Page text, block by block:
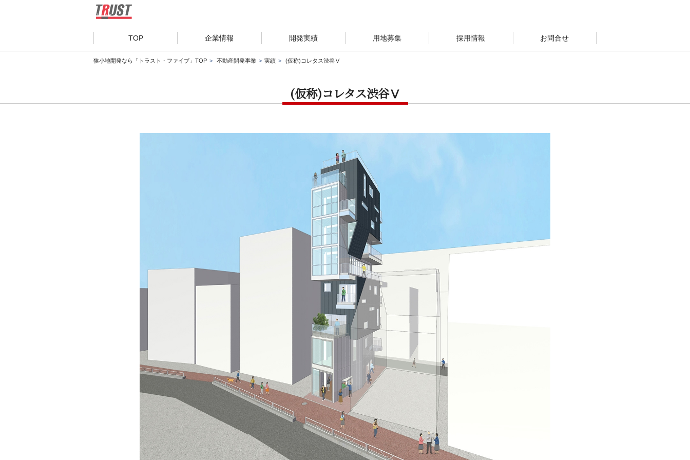
TOP 企業情報 開発実績 用地募集 採用情報 お問合せ
狭小地開発なら「トラスト・ファイブ」TOP 不動産開発事業 実績 (仮称)コレタス渋谷Ⅴ
(仮称)コレタス渋谷Ⅴ